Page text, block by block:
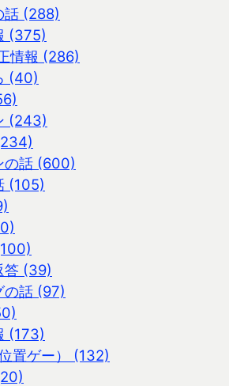
話 (288)
(375)
情報 (286)
(40)
(243)
の話 (600)
(105)
答 (39)
の話 (97)
(173)
置ゲー） (132)